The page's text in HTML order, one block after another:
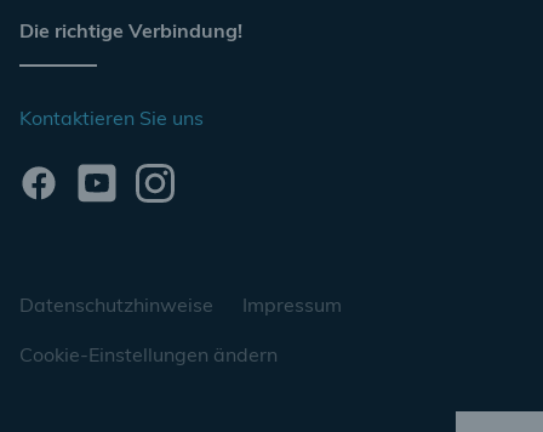
Die richtige Verbindung!
Kontaktieren Sie uns
Datenschutzhinweise Impressum
Cookie-Einstellungen ändern